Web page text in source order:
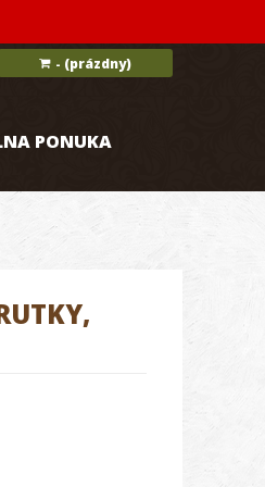
- (prázdny)
PONUKA